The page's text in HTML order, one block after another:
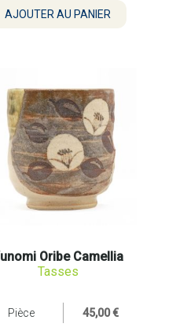
Oribe Camellia
Tasses
Pièce 45,00 €